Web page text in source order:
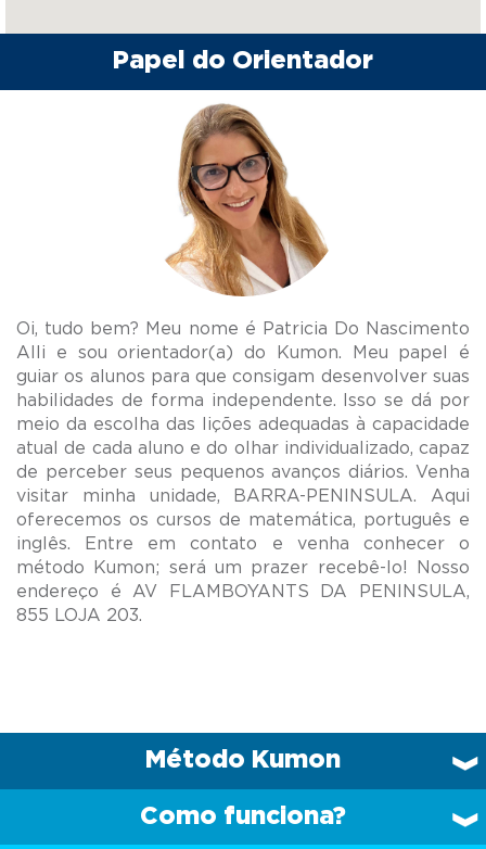
Papel do Orientador
Oi, tudo bem? Meu nome é Patricia Do Nascimento
Alli e sou orientador(a) do Kumon. Meu papel é
guiar os alunos para que consigam desenvolver suas
habilidades de forma independente. Isso se dá por
meio da escolha das lições adequadas à capacidade
atual de cada aluno e do olhar individualizado, capaz
de perceber seus pequenos avanços diários. Venha
visitar minha unidade, BARRA-PENINSULA. Aqui
oferecemos os cursos de matemática, português e
inglês. Entre em contato e venha conhecer o
método Kumon; será um prazer recebê-lo! Nosso
endereço é AV FLAMBOYANTS DA PENINSULA,
Método Kumon
Como funciona?